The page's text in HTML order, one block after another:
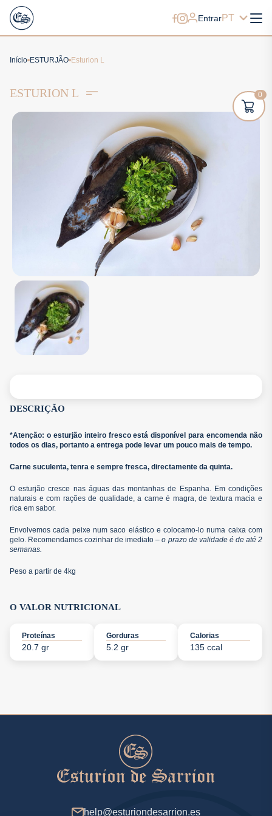
EntrarPT
Início ESTURJÃO Esturion L
ESTURION L
DESCRIÇÃO
*Atenção: o esturjão inteiro fresco está disponível para encomenda não
todos os dias, portanto a entrega pode levar um pouco mais de tempo.
Carne suculenta, tenra e sempre fresca, directamente da quinta.
O esturjão cresce nas águas das montanhas de Espanha. Em condições
naturais e com rações de qualidade, a carne é magra, de textura macia e
rica em sabor.
Envolvemos cada peixe num saco elástico e colocamo-lo numa caixa com
gelo. Recomendamos cozinhar de imediato –o prazo de validade é de até 2
semanas.
Peso a partir de 4kg
O VALOR NUTRICIONAL
Proteínas
20.7 gr
Gorduras
5.2 gr
Calorias
135 ccal
help@esturiondesarrion.es
0